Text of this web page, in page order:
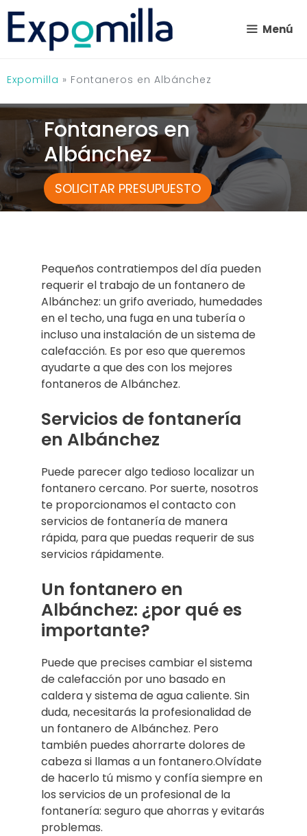
Saltar
contenido
Menú
Expomilla » Fontaneros en Albánchez
Fontaneros en
Albánchez
SOLICITAR PRESUPUESTO
Pequeños contratiempos del día pueden
requerir el trabajo de un fontanero de
Albánchez: un grifo averiado, humedades
en el techo, una fuga en una tubería o
incluso una instalación de un sistema de
calefacción. Es por eso que queremos
ayudarte a que des con los mejores
fontaneros de Albánchez.
Servicios de fontanería
en Albánchez
Puede parecer algo tedioso localizar un
fontanero cercano. Por suerte, nosotros
te proporcionamos el contacto con
servicios de fontanería de manera
rápida, para que puedas requerir de sus
servicios rápidamente.
Un fontanero en
Albánchez: ¿por qué es
importante?
Puede que precises cambiar el sistema
de calefacción por uno basado en
caldera y sistema de agua caliente. Sin
duda, necesitarás la profesionalidad de
un fontanero de Albánchez. Pero
también puedes ahorrarte dolores de
cabeza si llamas a un fontanero.Olvídate
de hacerlo tú mismo y confía siempre en
los servicios de un profesional de la
fontanería: seguro que ahorras y evitarás
problemas.